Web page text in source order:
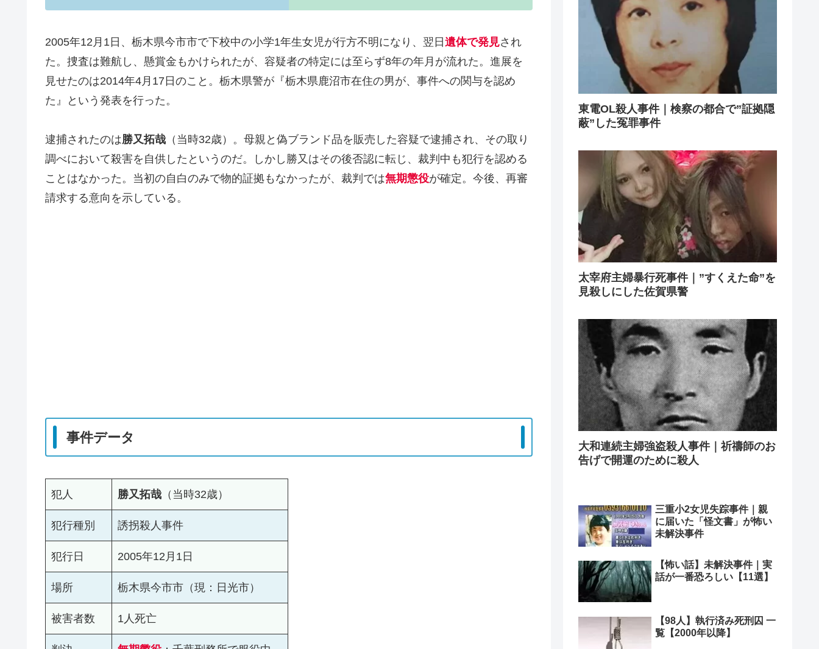
2005年12月1日、栃木県今市市で下校中の小学1年生女児が行方不明になり、翌日遺体で発見され
た。捜査は難航し、懸賞金もかけられたが、容疑者の特定には至らず8年の年月が流れた。進展を
見せたのは2014年4月17日のこと。栃木県警が『栃木県鹿沼市在住の男が、事件への関与を認め
た』という発表を行った。
逮捕されたのは勝又拓哉 （当時32歳）。母親と偽ブランド品を販売した容疑で逮捕され、その取り
調べにおいて殺害を自供したというのだ。しかし勝又はその後否認に転じ、裁判中も犯行を認める
ことはなかった。当初の自白のみで物的証拠もなかったが、裁判では無期懲役が確定。今後、再審
請求する意向を示している。
事件データ
犯人 勝又拓哉 （当時32歳）
犯行種別 誘拐殺人事件
犯行日 2005年12月1日
場所 栃木県今市市（現：日光市）
被害者数 1人死亡
東電OL殺人事件｜検察の都合で”証拠隠
蔽”した冤罪事件
太宰府主婦暴行死事件｜”すくえた命”を
見殺しにした佐賀県警
大和連続主婦強盗殺人事件｜祈禱師のお
告げで開運のために殺人
三重小2女児失踪事件｜親
に届いた「怪文書」が怖い
未解決事件
【怖い話】未解決事件｜実
話が一番恐ろしい【11選】
【98人】執行済み死刑囚 一
覧【2000年以降】